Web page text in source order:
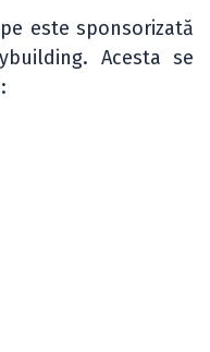
este sponsorizată
Acesta se